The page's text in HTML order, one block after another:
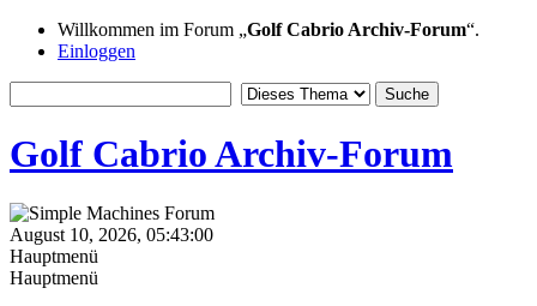
Willkommen im Forum „Golf Cabrio Archiv-Forum“.
Einloggen
Golf Cabrio Archiv-Forum
August 10, 2026, 05:43:00
Hauptmenü
Hauptmenü